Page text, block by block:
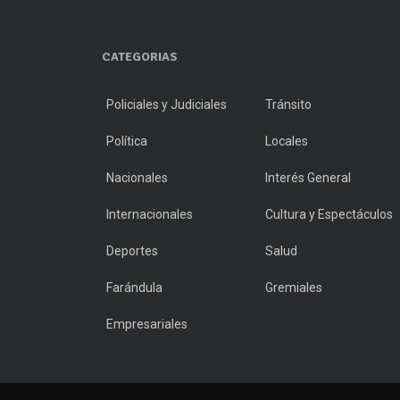
CATEGORIAS
Policiales y Judiciales Tránsito
Política Locales
Nacionales Interés General
Internacionales Cultura y Espectáculos
Deportes Salud
Farándula Gremiales
Empresariales